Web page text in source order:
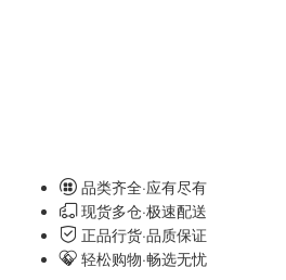
品类齐全·应有尽有
现货多仓·极速配送
正品行货·品质保证
轻松购物·畅选无忧